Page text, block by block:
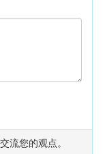
流您的观点。